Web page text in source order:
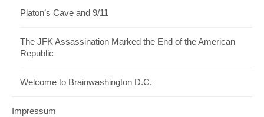
Platon’s Cave and 9/11
The JFK Assassination Marked the End of the American
Republic
Welcome to Brainwashington D.C.
Impressum